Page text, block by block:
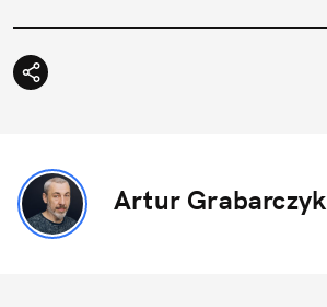
Artur Grabarczyk